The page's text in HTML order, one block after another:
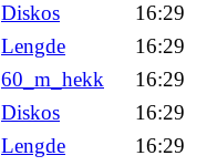
Diskos
16:29
Lengde
16:29
60_m_hekk
16:29
Diskos
16:29
Lengde
16:29